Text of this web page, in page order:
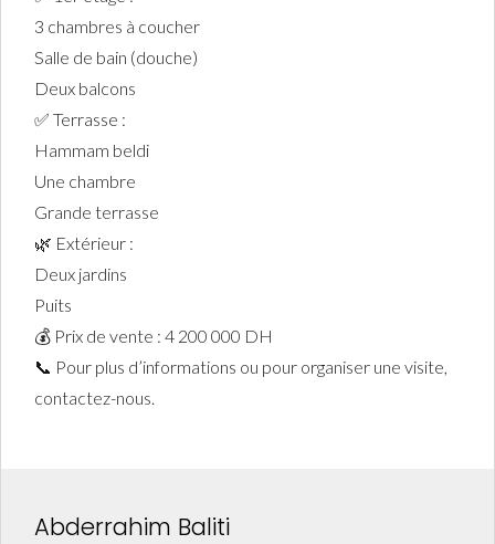
3 chambres à coucher
Salle de bain (douche)
Deux balcons
✅ Terrasse :
Hammam beldi
Une chambre
Grande terrasse
🌿 Extérieur :
Deux jardins
Puits
💰 Prix de vente : 4 200 000 DH
📞 Pour plus d’informations ou pour organiser une visite,
contactez-nous.
Abderrahim Baliti